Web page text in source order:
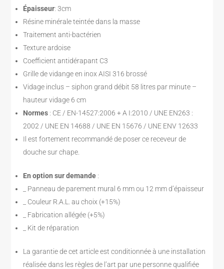
Épaisseur: 3cm
Résine minérale teintée dans la masse
Traitement anti-bactérien
Texture ardoise
Coefficient antidérapant C3
Grille de vidange en inox AISI 316 brossé
Vidage inclus – siphon grand débit 58 litres par minute –
hauteur vidage 6 cm
Normes : CE / EN-14527:2006 + A I:2010 / UNE EN263 :
2002 / UNE EN 14688 / UNE EN 15676 / UNE ENV 12633
Il est fortement recommandé de poser ce receveur de
douche sur chape.
En option sur demande :
_ Panneau de parement mural 6 mm ou 12 mm d’épaisseur
_ Couleur R.A.L. au choix (+15%)
_ Fabrication allégée (+5%)
_ Kit de réparation
La garantie de cet article est conditionnée à une installation
réalisée dans les règles de l’art par une personne qualifiée